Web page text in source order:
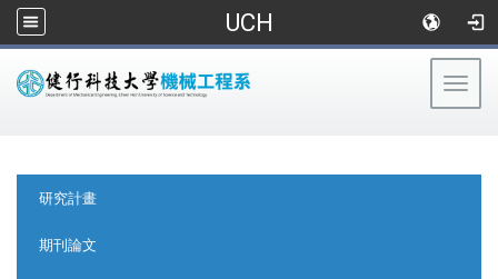
UCH
研究計畫
期刊論文